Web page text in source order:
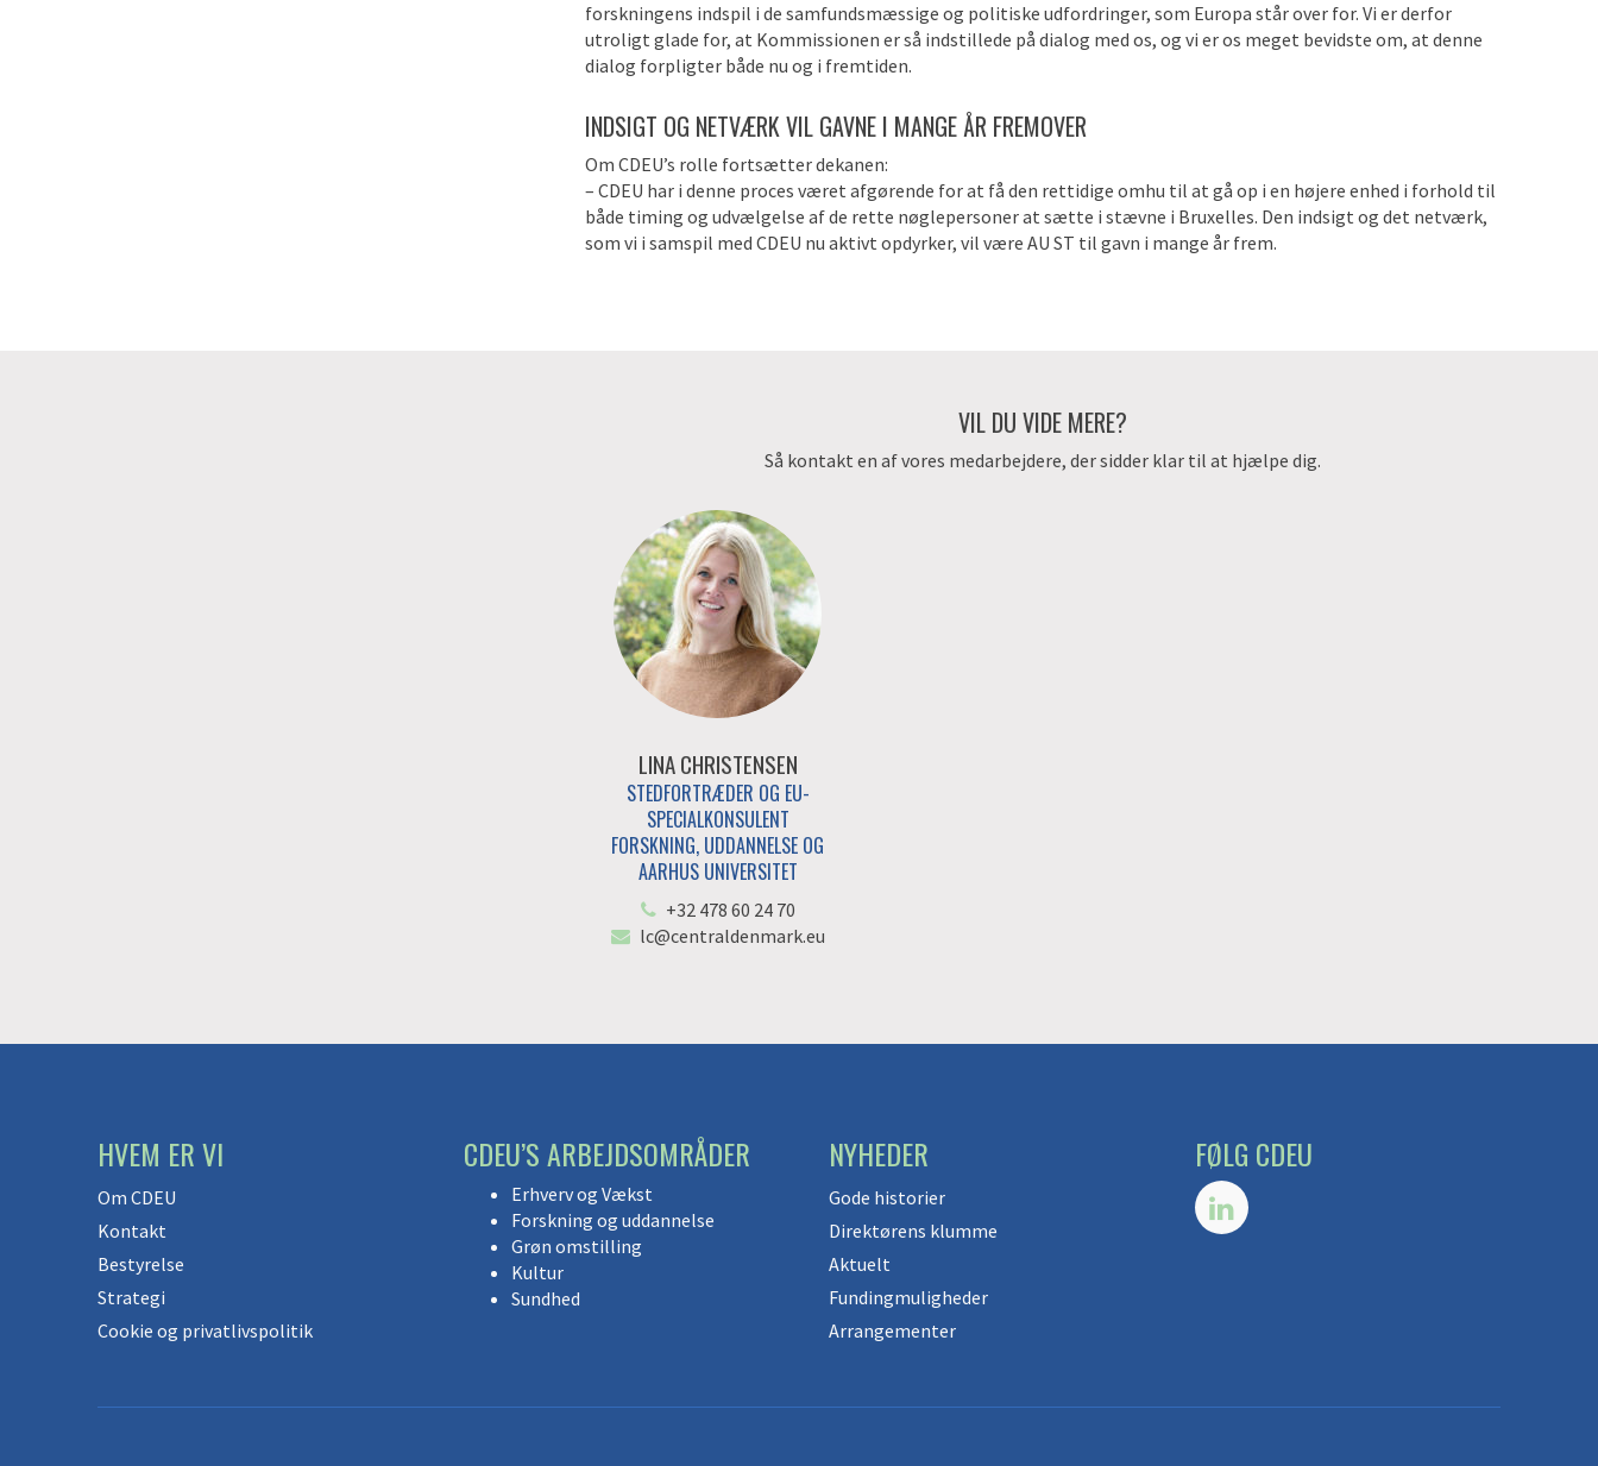
forskningens indspil i de samfundsmæssige og politiske udfordringer, som Europa står over for. Vi er derfor
utroligt glade for, at Kommissionen er så indstillede på dialog med os, og vi er os meget bevidste om, at denne
dialog forpligter både nu og i fremtiden.
INDSIGT OG NETVÆRK VIL GAVNE I MANGE ÅR FREMOVER
Om CDEU’s rolle fortsætter dekanen:
– CDEU har i denne proces været afgørende for at få den rettidige omhu til at gå op i en højere enhed i forhold til
både timing og udvælgelse af de rette nøglepersoner at sætte i stævne i Bruxelles. Den indsigt og det netværk,
som vi i samspil med CDEU nu aktivt opdyrker, vil være AU ST til gavn i mange år frem.
VIL DU VIDE MERE?
Så kontakt en af vores medarbejdere, der sidder klar til at hjælpe dig.
LINA CHRISTENSEN
STEDFORTRÆDER OG EU-
SPECIALKONSULENT
FORSKNING, UDDANNELSE OG
AARHUS UNIVERSITET
+32 478 60 24 70
lc@centraldenmark.eu
HVEM ER VI
Om CDEU
Kontakt
Bestyrelse
Strategi
Cookie og privatlivspolitik
CDEU’S ARBEJDSOMRÅDER
Erhverv og Vækst
Forskning og uddannelse
Grøn omstilling
Kultur
Sundhed
NYHEDER
Gode historier
Direktørens klumme
Aktuelt
Fundingmuligheder
Arrangementer
FØLG CDEU